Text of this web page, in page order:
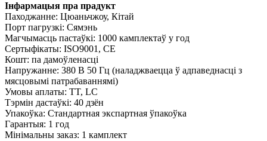
Інфармацыя пра прадукт
Паходжанне: Цюаньчжоу, Кітай
Порт пагрузкі: Сямэнь
Магчымасць пастаўкі: 1000 камплектаў у год
Сертыфікаты: ISO9001, CE
Кошт: па дамоўленасці
Напружанне: 380 В 50 Гц (наладжваецца ў адпаведнасці з
мясцовымі патрабаваннямі)
Умовы аплаты: TT, LC
Тэрмін дастаўкі: 40 дзён
Упакоўка: Стандартная экспартная ўпакоўка
Гарантыя: 1 год
Мінімальны заказ: 1 камплект